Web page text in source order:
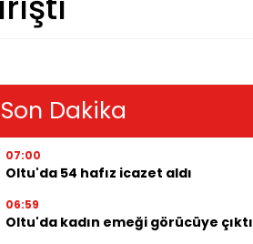
Son Dakika
07:00
Oltu'da 54 hafız icazet aldı
06:59
Oltu'da kadın emeği görücüye çıktı